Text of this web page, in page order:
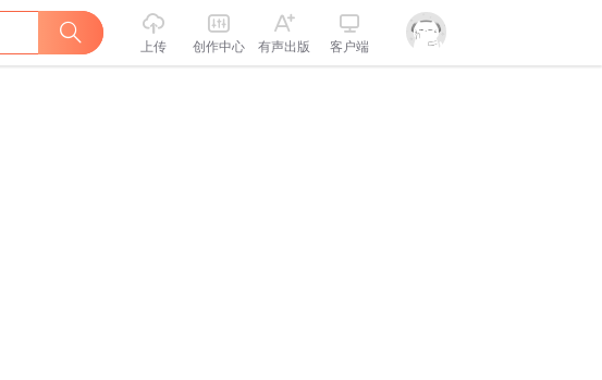
上传 创作中心 有声出版 客户端